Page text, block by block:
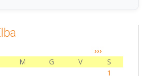
›››
M G V
S
1